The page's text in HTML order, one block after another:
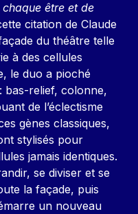
être et de
citation de Claude
du théâtre telle
à des cellules
le duo a pioché
bas-relief, colonne,
de l’éclectisme
gènes classiques,
stylisés pour
jamais identiques.
se diviser et se
la façade, puis
un nouveau